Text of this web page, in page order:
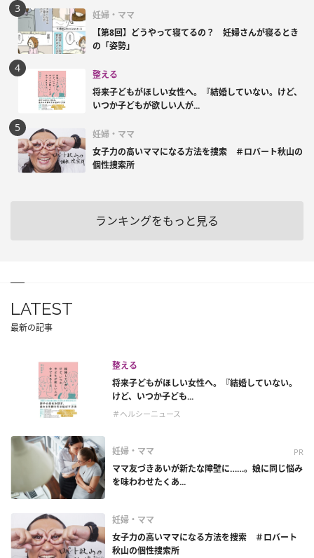
妊婦・ママ
【第8回】どうやって寝てるの？ 妊婦さんが寝るとき
の「姿勢」
整える
将来子どもがほしい女性へ。『結婚していない。けど、
いつか子どもが欲しい人が...
妊婦・ママ
女子力の高いママになる方法を捜索 ＃ロバート秋山の
個性捜索所
ランキングをもっと見る
LATEST
最新の記事
整える
将来子どもがほしい女性へ。『結婚していない。
けど、いつか子ども...
＃ヘルシーニュース
妊婦・ママ PR
ママ友づきあいが新たな障壁に……。娘に同じ悩み
を味わわせたくあ...
妊婦・ママ
女子力の高いママになる方法を捜索 ＃ロバート
秋山の個性捜索所